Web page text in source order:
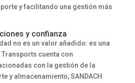
y facilitando una gestión más
y confianza
no es un valor añadido: es una
cuenta con
con la gestión de la
y almacenamiento, SANDACH